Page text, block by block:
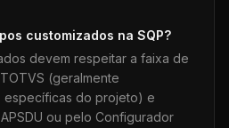
customizados na SQP?
devem respeitar a faixa de
(geralmente
específicas do projeto) e
ou pelo Configurador